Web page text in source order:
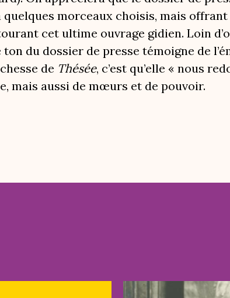
morceaux choisis, mais
cet ultime ouvrage gidien. Loin
du dossier de presse témoigne de
de Thésée, c’est qu’elle « nous
mais aussi de mœurs et de pouvoir.